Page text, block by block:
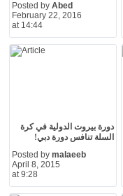
Posted by Abed
February 22, 2016
at 14:44
دورة بيروت الدولية في كرة
السلة تنافس دورة دبي!
Posted by malaeeb
April 8, 2015
at 9:28